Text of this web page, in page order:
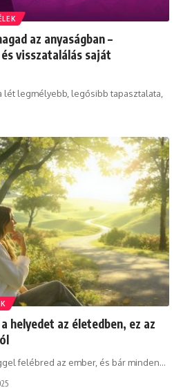
az anyaságban –
visszatalálás saját
lét legmélyebb, legősibb tapasztalata,
helyedet az életedben, ez az
felébred az ember, és bár minden…